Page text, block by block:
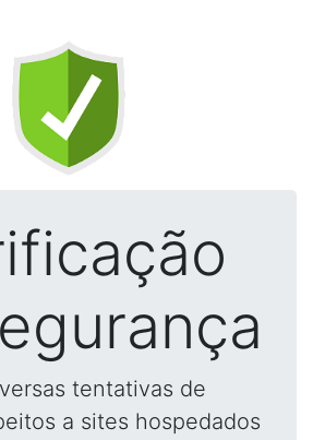
tentativas de
a sites hospedados